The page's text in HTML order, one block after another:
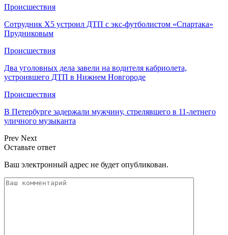
Происшествия
Сотрудник Х5 устроил ДТП с экс-футболистом «Спартака»
Прудниковым
Происшествия
Два уголовных дела завели на водителя кабриолета,
устроившего ДТП в Нижнем Новгороде
Происшествия
В Петербурге задержали мужчину, стрелявшего в 11-летнего
уличного музыканта
Prev Next
Оставьте ответ
Ваш электронный адрес не будет опубликован.